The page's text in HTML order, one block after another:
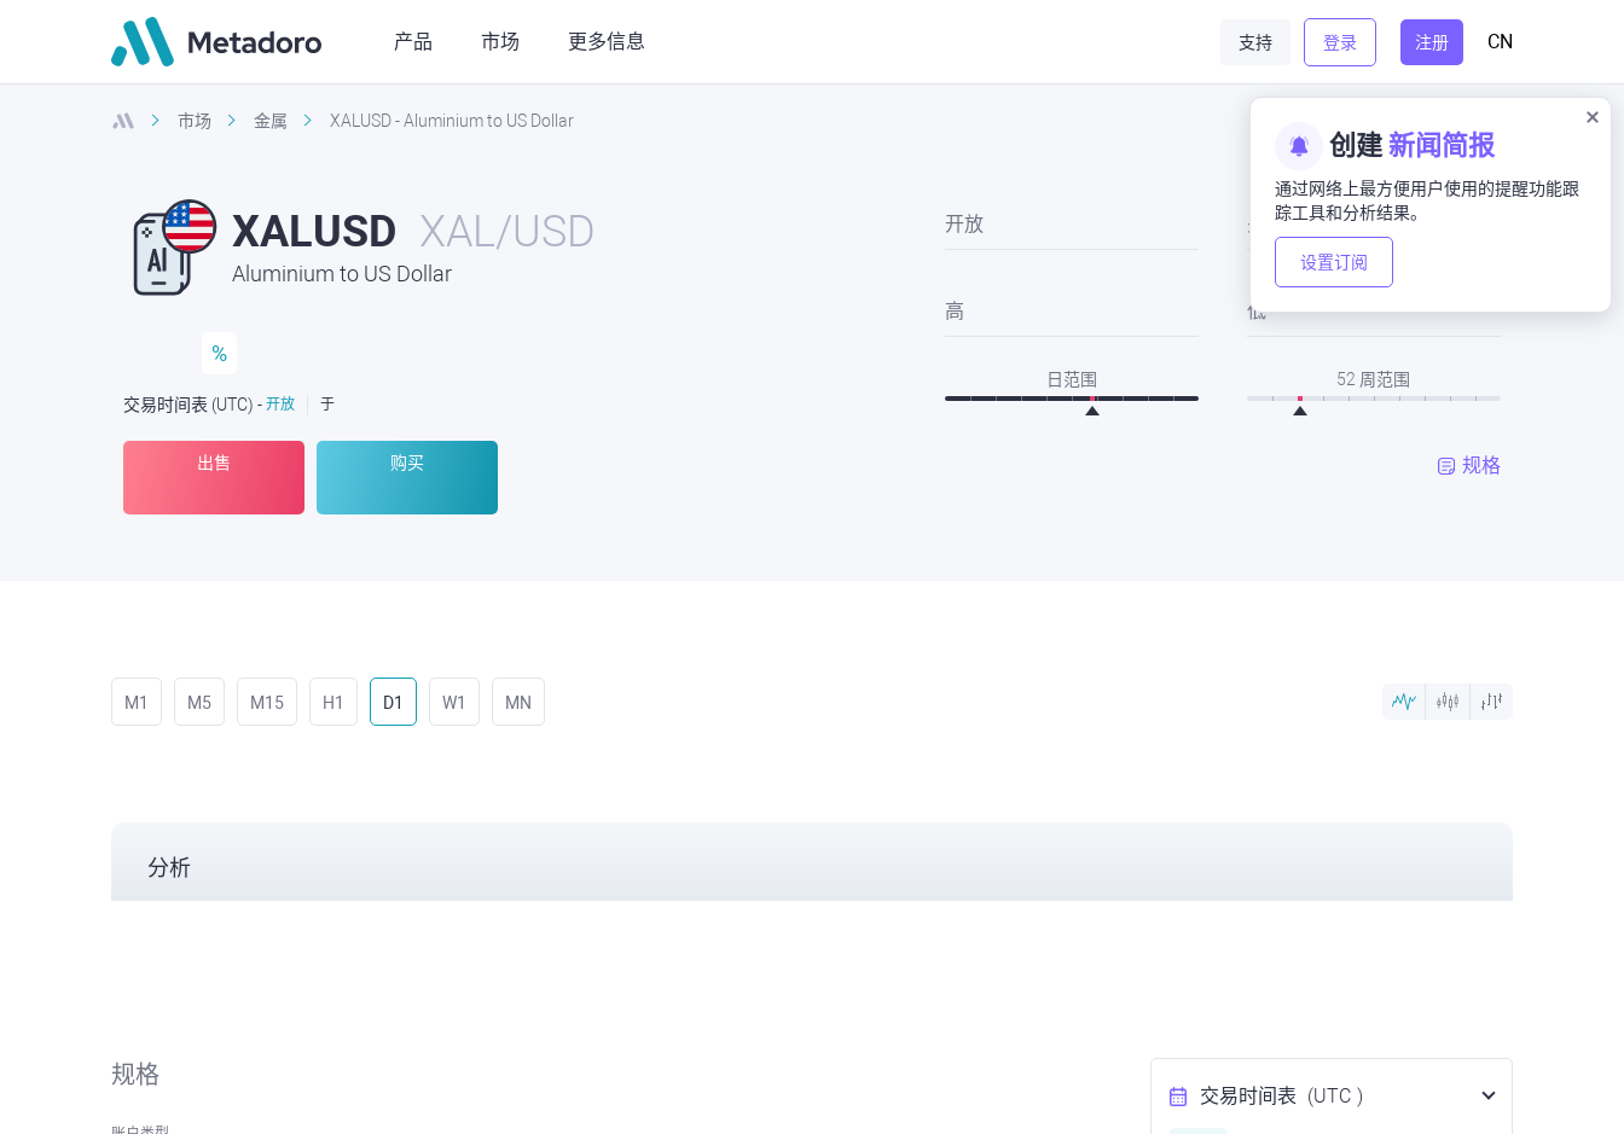
产品 市场 更多信息 支持 登录 注册 CN
创建 新闻简报
通过网络上最方便用户使用的提醒功能跟
踪工具和分析结果。
设置订阅
市场 金属 XALUSD - Aluminium to US Dollar
XALUSD XAL/USD
Aluminium to US Dollar
%
交易时间表 (UTC) - 开放 于
出售 购买
开放 关闭
高 低
日范围 52 周范围
规格
M1 M5 M15 H1 D1 W1 MN
分析
规格
交易时间表 (UTC )